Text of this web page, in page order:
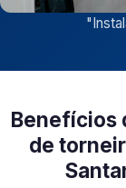
"
Benefícios
de